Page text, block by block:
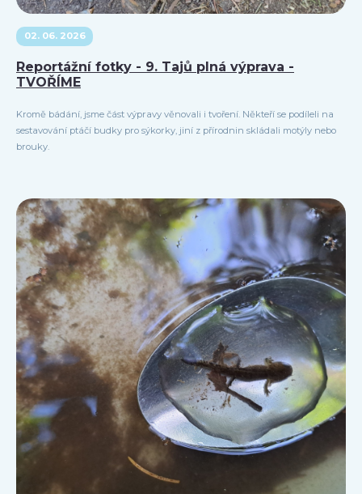
02. 06. 2026
Reportážní fotky - 9. Tajů plná výprava -
TVOŘÍME
Kromě bádání, jsme část výpravy věnovali i tvoření. Někteří se podíleli na
sestavování ptáčí budky pro sýkorky, jiní z přírodnin skládali motýly nebo
brouky.